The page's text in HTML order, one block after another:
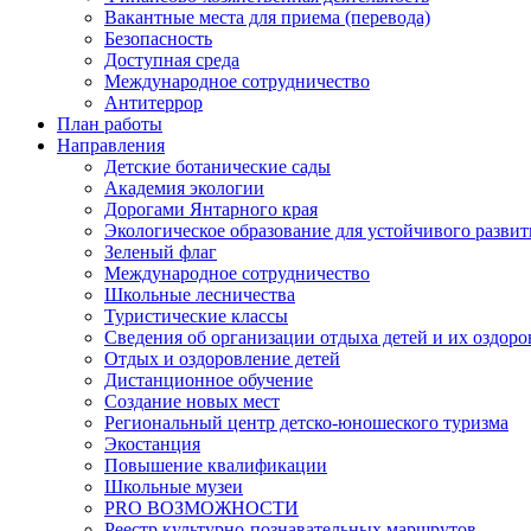
Вакантные места для приема (перевода)
Безопасность
Доступная среда
Международное сотрудничество
Антитеррор
План работы
Направления
Детские ботанические сады
Академия экологии
Дорогами Янтарного края
Экологическое образование для устойчивого
Зеленый флаг
Международное сотрудничество
Школьные лесничества
Туристические классы
Сведения об организации отдыха детей и их
Отдых и оздоровление детей
Дистанционное обучение
Создание новых мест
Региональный центр детско-юношеского туризма
Экостанция
Повышение квалификации
Школьные музеи
PRO ВОЗМОЖНОСТИ